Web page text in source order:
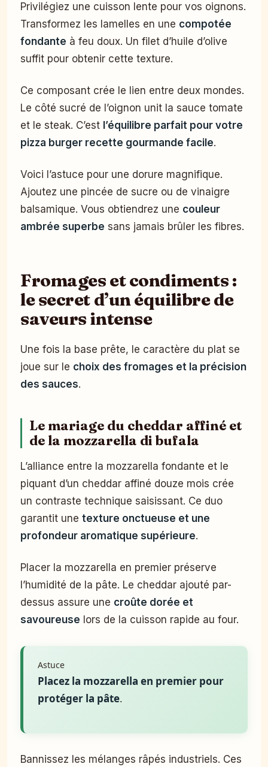
Privilégiez une cuisson lente pour vos oignons.
Transformez les lamelles en une compotée
fondante à feu doux. Un filet d’huile d’olive
suffit pour obtenir cette texture.
Ce composant crée le lien entre deux mondes.
Le côté sucré de l’oignon unit la sauce tomate
et le steak. C’est l’équilibre parfait pour votre
pizza burger recette gourmande facile.
Voici l’astuce pour une dorure magnifique.
Ajoutez une pincée de sucre ou de vinaigre
balsamique. Vous obtiendrez une couleur
ambrée superbe sans jamais brûler les fibres.
Fromages et condiments :
le secret d’un équilibre de
saveurs intense
Une fois la base prête, le caractère du plat se
joue sur le choix des fromages et la précision
des sauces.
Le mariage du cheddar affiné et
de la mozzarella di bufala
L’alliance entre la mozzarella fondante et le
piquant d’un cheddar affiné douze mois crée
un contraste technique saisissant. Ce duo
garantit une texture onctueuse et une
profondeur aromatique supérieure.
Placer la mozzarella en premier préserve
l’humidité de la pâte. Le cheddar ajouté par-
dessus assure une croûte dorée et
savoureuse lors de la cuisson rapide au four.
Astuce
Placez la mozzarella en premier pour
protéger la pâte.
Bannissez les mélanges râpés industriels. Ces